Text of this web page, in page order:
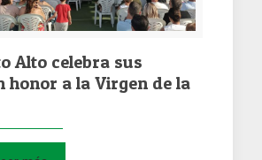
Alto celebra sus
honor a la Virgen de la